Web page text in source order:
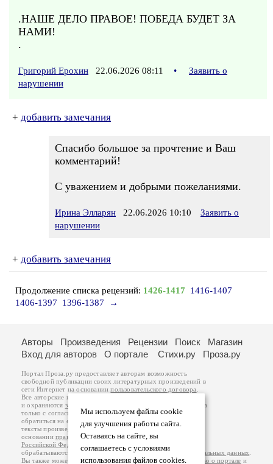
.НАШЕ ДЕЛО ПРАВОЕ! ПОБЕДА БУДЕТ ЗА
НАМИ!
.
Григорий Ерохин 22.06.2026 08:11 •
Заявить о
нарушении
+ добавить замечания
Спасибо большое за прочтение и Ваш
комментарий!
С уважением и добрыми пожеланиями.
Ирина Элларян 22.06.2026 10:10
Заявить о
нарушении
+ добавить замечания
Продолжение списка рецензий: 1426-1417
1416-1407
1406-1397
1396-1387 →
Мы используем файлы cookie
для улучшения работы сайта.
Оставаясь на сайте, вы
соглашаетесь с условиями
использования файлов cookies.
Авторы Произведения Рецензии Поиск
Магазин
Вход для авторов
О портале Стихи.ру Проза.ру
Портал Проза.ру предоставляет авторам возможность
свободной публикации своих литературных произведений в
сети Интернет на основаниипользовательского договора
Все авторские права на произведения принадлежат авторам
и охраняются законом
. Перепечатка произведений возможна
только с согласия его автора, к которому вы можете
обратиться на его авторской странице. Ответственность за
тексты произведений авторы несут самостоятельно на
основанииправил публикацииизаконодательства
Российской Федерации
обрабатываются на основанииПолитики обработки персональных данных
Вы также можете посмотреть более подробнуюинформацию о портале и